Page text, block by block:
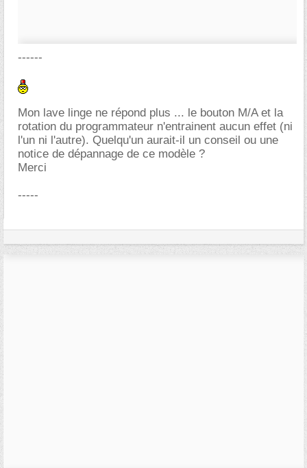
------
Mon lave linge ne répond plus ... le bouton M/A et la
rotation du programmateur n'entrainent aucun effet (ni
l'un ni l'autre). Quelqu'un aurait-il un conseil ou une
notice de dépannage de ce modèle ?
Merci
-----